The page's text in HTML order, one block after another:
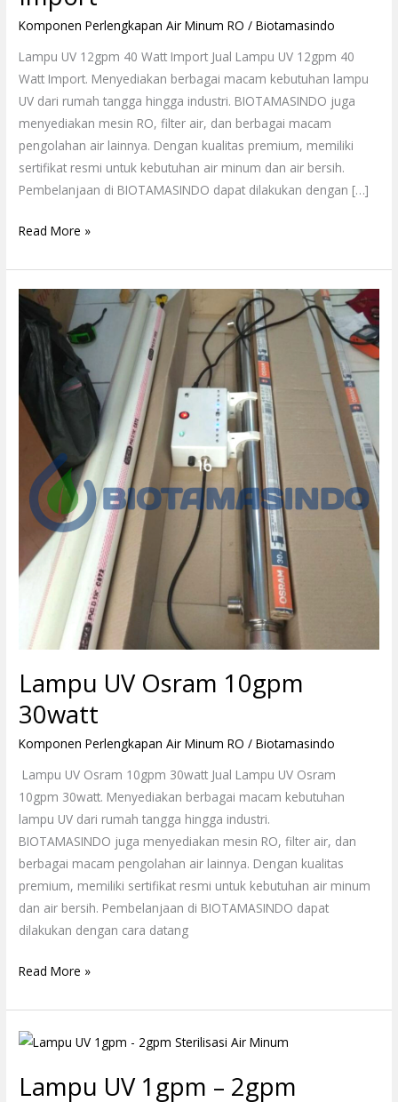
Komponen Perlengkapan Air Minum RO /Biotamasindo
Lampu UV 12gpm 40 Watt Import Jual Lampu UV 12gpm 40
Watt Import. Menyediakan berbagai macam kebutuhan lampu
UV dari rumah tangga hingga industri. BIOTAMASINDO juga
menyediakan mesin RO, filter air, dan berbagai macam
pengolahan air lainnya. Dengan kualitas premium, memiliki
sertifikat resmi untuk kebutuhan air minum dan air bersih.
Pembelanjaan di BIOTAMASINDO dapat dilakukan dengan […]
Read More »
Lampu UV Osram 10gpm
30watt
Komponen Perlengkapan Air Minum RO /Biotamasindo
Lampu UV Osram 10gpm 30watt Jual Lampu UV Osram
10gpm 30watt. Menyediakan berbagai macam kebutuhan
lampu UV dari rumah tangga hingga industri.
BIOTAMASINDO juga menyediakan mesin RO, filter air, dan
berbagai macam pengolahan air lainnya. Dengan kualitas
premium, memiliki sertifikat resmi untuk kebutuhan air minum
dan air bersih. Pembelanjaan di BIOTAMASINDO dapat
dilakukan dengan cara datang
Lampu
UV
Osram
10gpm
30watt
Read More »
Lampu UV 1gpm – 2gpm
Lampu
1gpm